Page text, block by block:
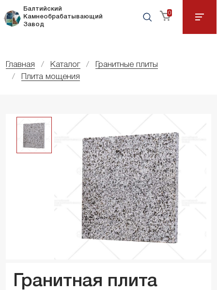
Балтийский
Камнеобрабатывающий
Завод
0
Главная Каталог
Гранитные плиты
Плита мощения
Гранитная плита